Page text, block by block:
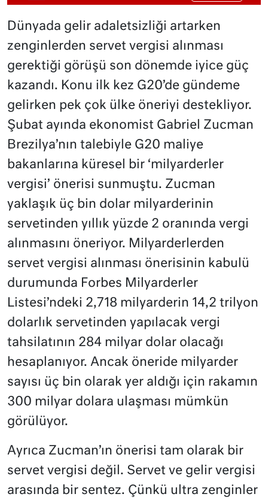
Dünyada gelir adaletsizliği artarken
zenginlerden servet vergisi alınması
gerektiği görüşü son dönemde iyice güç
kazandı. Konu ilk kez G20’de gündeme
gelirken pek çok ülke öneriyi destekliyor.
Şubat ayında ekonomist Gabriel Zucman
Brezilya’nın talebiyle G20 maliye
bakanlarına küresel bir ‘milyarderler
vergisi’ önerisi sunmuştu. Zucman
yaklaşık üç bin dolar milyarderinin
servetinden yıllık yüzde 2 oranında vergi
alınmasını öneriyor. Milyarderlerden
servet vergisi alınması önerisinin kabulü
durumunda Forbes Milyarderler
Listesi’ndeki 2,718 milyarderin 14,2 trilyon
dolarlık servetinden yapılacak vergi
tahsilatının 284 milyar dolar olacağı
hesaplanıyor. Ancak öneride milyarder
sayısı üç bin olarak yer aldığı için rakamın
300 milyar dolara ulaşması mümkün
görülüyor.
Ayrıca Zucman’ın önerisi tam olarak bir
servet vergisi değil. Servet ve gelir vergisi
arasında bir sentez. Çünkü ultra zenginler